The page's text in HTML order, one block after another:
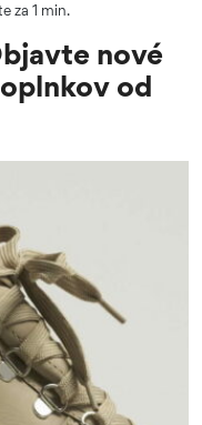
za 1 min.
nové
od